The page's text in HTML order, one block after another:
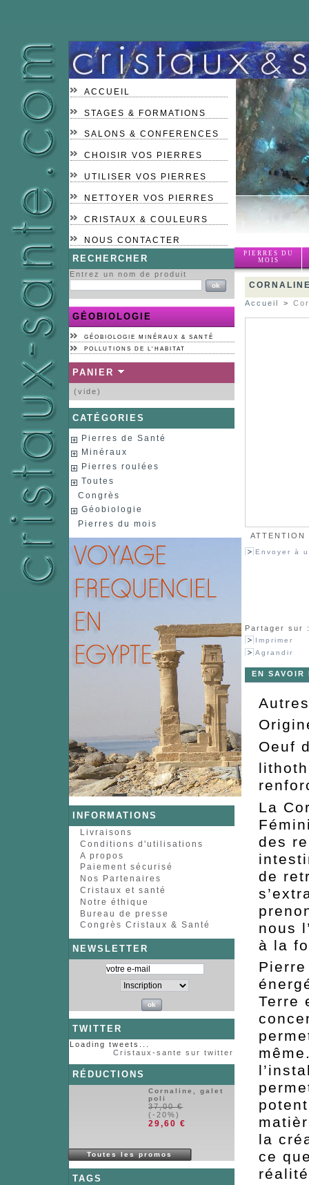
ACCUEIL
STAGES & FORMATIONS
SALONS & CONFERENCES
CHOISIR VOS PIERRES
UTILISER VOS PIERRES
NETTOYER VOS PIERRES
CRISTAUX & COULEURS
NOUS CONTACTER
PIERRES DU
MOIS
RECHERCHER
Entrez un nom de produit
GÉOBIOLOGIE
GÉOBIOLOGIE MINÉRAUX & SANTÉ
POLLUTIONS DE L'HABITAT
PANIER
(vide)
CATÉGORIES
Pierres de Santé
Minéraux
Pierres roulées
Toutes
Congrès
Géobiologie
Pierres du mois
INFORMATIONS
Livraisons
Conditions d'utilisations
A propos
Paiement sécurisé
Nos Partenaires
Cristaux et santé
Notre éthique
Bureau de presse
Congrès Cristaux & Santé
NEWSLETTER
TWITTER
Loading tweets...
Cristaux-sante sur twitter
RÉDUCTIONS
Cornaline, galet
poli
37,00 €
(-20%)
29,60 €
Toutes les promos
TAGS
Accueil >
Envoyer à
Partager sur
Imprimer
Agrandir
EN SAVOIR
Oeuf
La
des
de
nous
à la
Terre
la
ce